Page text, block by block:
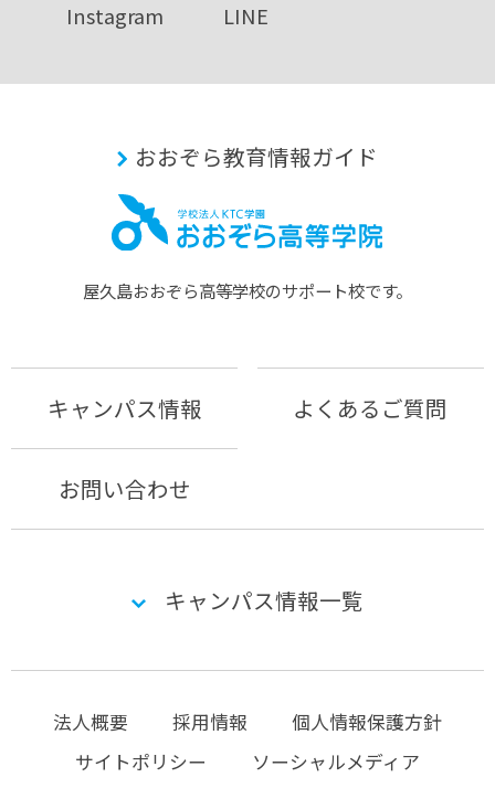
Instagram LINE
おおぞら教育情報ガイド
屋久島おおぞら⾼等学校のサポート校です。
キャンパス情報 よくあるご質問
お問い合わせ
キャンパス情報一覧
法人概要 採用情報
個人情報保護方針
サイトポリシー
ソーシャルメディア